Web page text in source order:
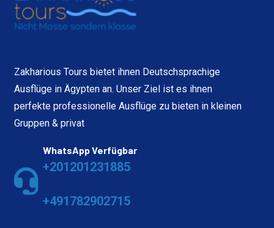
Zakharious Tours bietet ihnen Deutschsprachige
Ausflüge in Ägypten an. Unser Ziel ist es ihnen
perfekte professionelle Ausflüge zu bieten in kleinen
Gruppen & privat
WhatsApp Verfügbar
+201201231885
+491782902715